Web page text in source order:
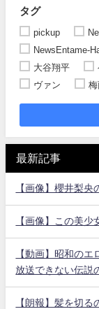
タグ
pickup
NewsEntame-
大谷翔平
ヴァン
梅
最新記事
【画像】櫻井梨
【画像】この美
【動画】昭和の
放送できない伝説
【朗報】髪を切る